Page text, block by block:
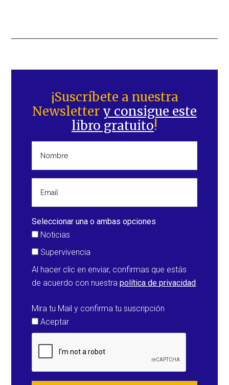
lateral
principal
¡Suscríbete a nuestra
Newsletter y consigue este
libro gratuito!
Seleccionar una o ambas opciones
Noticias
Supervivencia
Al hacer clic en enviar, confirmas que estás
de acuerdo con nuestrapolítica de privacidad
Mira tu Mail y confirma tu suscripción
Aceptar